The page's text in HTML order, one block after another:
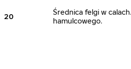
20
Średnica felgi w
hamulcowego.